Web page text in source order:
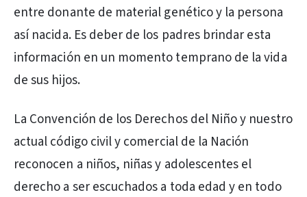
entre donante de material genético y la persona
así nacida. Es deber de los padres brindar esta
información en un momento temprano de la vida
de sus hijos.
La Convención de los Derechos del Niño y nuestro
actual código civil y comercial de la Nación
reconocen a niños, niñas y adolescentes el
derecho a ser escuchados a toda edad y en todo